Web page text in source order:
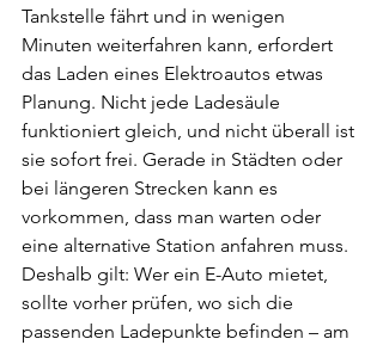
Tankstelle fährt und in wenigen
Minuten weiterfahren kann, erfordert
das Laden eines Elektroautos etwas
Planung. Nicht jede Ladesäule
funktioniert gleich, und nicht überall ist
sie sofort frei. Gerade in Städten oder
bei längeren Strecken kann es
vorkommen, dass man warten oder
eine alternative Station anfahren muss.
Deshalb gilt: Wer ein E-Auto mietet,
sollte vorher prüfen, wo sich die
passenden Ladepunkte befinden – am